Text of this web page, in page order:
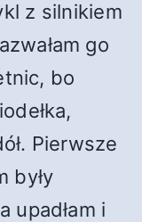
z silnikiem
go
bo
Pierwsze
były
upadłam i